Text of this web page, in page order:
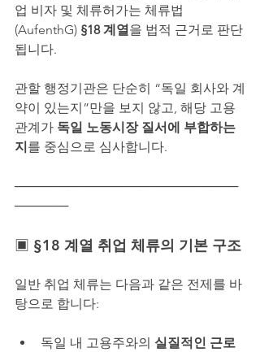
업 비자 및 체류허가는 체류법
(AufenthG) §18 계열을 법적 근거로 판단
됩니다.
관할 행정기관은 단순히 “독일 회사와 계
약이 있는지”만을 보지 않고, 해당 고용
관계가 독일 노동시장 질서에 부합하는
지 를 중심으로 심사합니다.
─────────────────────────
──────
▣ §18 계열 취업 체류의 기본 구조
일반 취업 체류는 다음과 같은 전제를 바
탕으로 합니다:
독일 내 고용주와의 실질적인 근로